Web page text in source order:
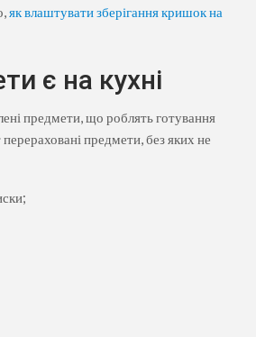
як влаштувати зберігання кришок на
є на кухні
предмети, що роблять готування
предмети, без яких не